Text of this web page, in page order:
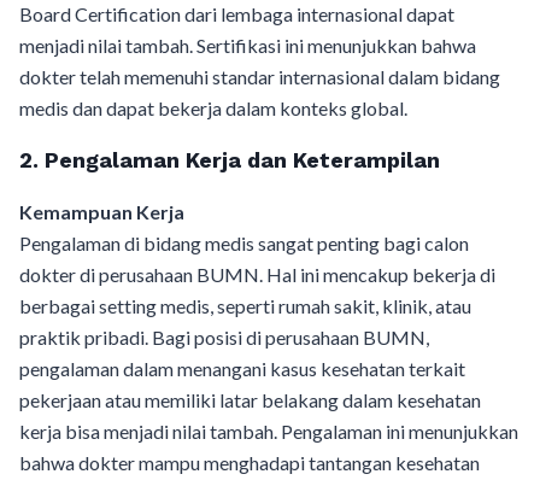
Board Certification dari lembaga internasional dapat
menjadi nilai tambah. Sertifikasi ini menunjukkan bahwa
dokter telah memenuhi standar internasional dalam bidang
medis dan dapat bekerja dalam konteks global.
2. Pengalaman Kerja dan Keterampilan
Kemampuan Kerja
Pengalaman di bidang medis sangat penting bagi calon
dokter di perusahaan BUMN. Hal ini mencakup bekerja di
berbagai setting medis, seperti rumah sakit, klinik, atau
praktik pribadi. Bagi posisi di perusahaan BUMN,
pengalaman dalam menangani kasus kesehatan terkait
pekerjaan atau memiliki latar belakang dalam kesehatan
kerja bisa menjadi nilai tambah. Pengalaman ini menunjukkan
bahwa dokter mampu menghadapi tantangan kesehatan